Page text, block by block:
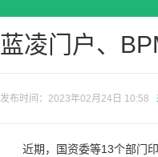
蓝凌门户、
发布时间：2023年02月24日 10:58
近期，国资委等13个部门